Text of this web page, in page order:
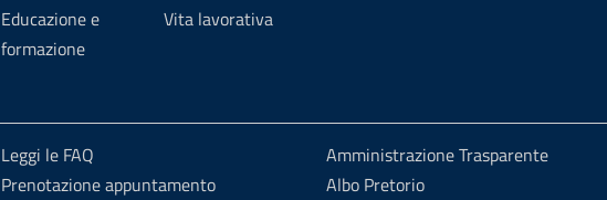
Educazione e
formazione
Vita lavorativa
Leggi le FAQ
Prenotazione appuntamento
Amministrazione Trasparente
Albo Pretorio